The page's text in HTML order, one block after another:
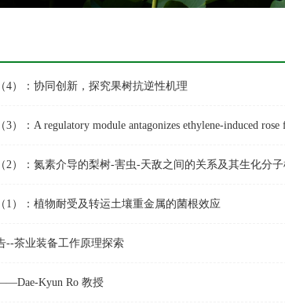
4）：协同创新，探究果树抗逆性机理
）：A regulatory module antagonizes ethylene-induced
2）：氮素介导的梨树-害虫-天敌之间的关系及其生化分子
1）：植物耐受及转运土壤重金属的菌根效应
--茶业装备工作原理探索
Kyun Ro 教授